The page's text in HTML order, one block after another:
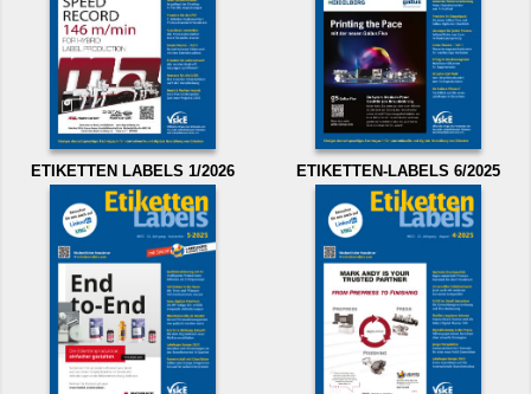
ETIKETTEN LABELS 1/2026 ETIKETTEN-LABELS 6/2025